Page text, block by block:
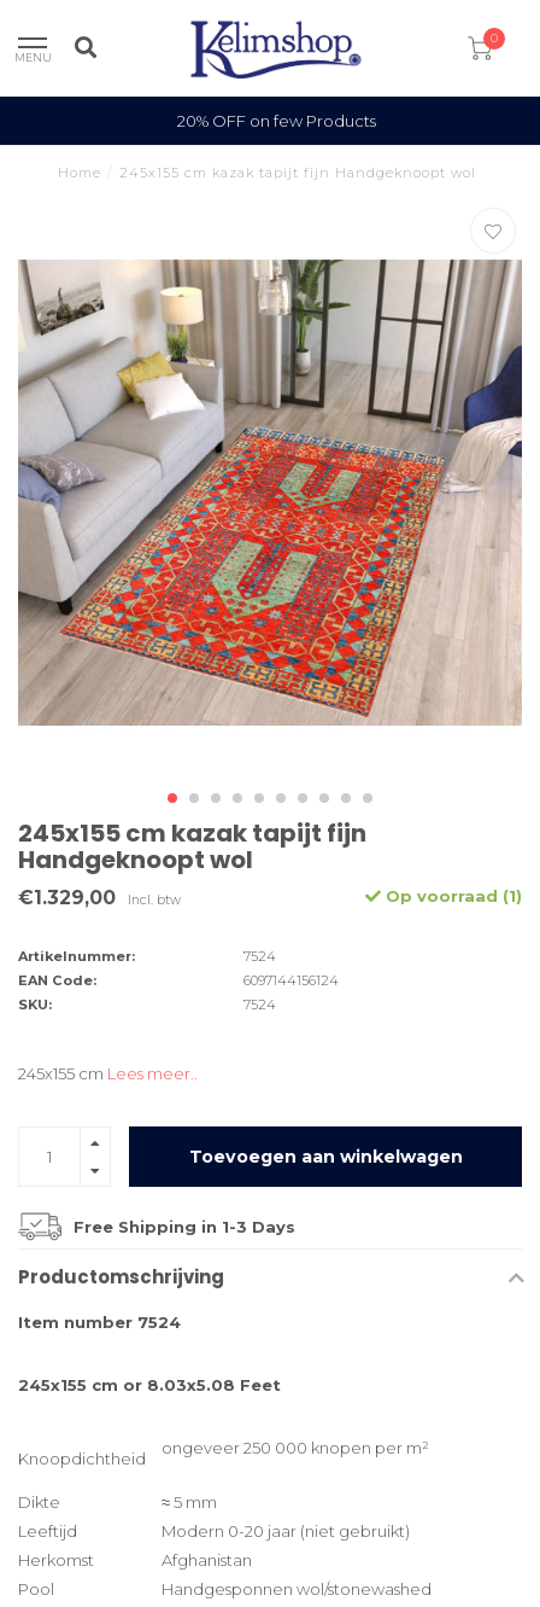
MENU
0
20% OFF on few Products
Home 245x155 cm kazak tapijt fijn Handgeknoopt wol
245x155 cm kazak tapijt fijn
Handgeknoopt wol
€1.329,00 Incl. btw Op voorraad (1)
Artikelnummer:
7524
EAN Code:
6097144156124
SKU:
7524
245x155 cm Lees meer..
Toevoegen aan winkelwagen
Free Shipping in 1-3 Days
Productomschrijving
Item number 7524
245x155 cm or 8.03x5.08 Feet
Knoopdichtheid
ongeveer 250 000 knopen per m²
Dikte
≈ 5 mm
Leeftijd
Modern 0-20 jaar (niet gebruikt)
Herkomst
Afghanistan
Pool
Handgesponnen wol/stonewashed